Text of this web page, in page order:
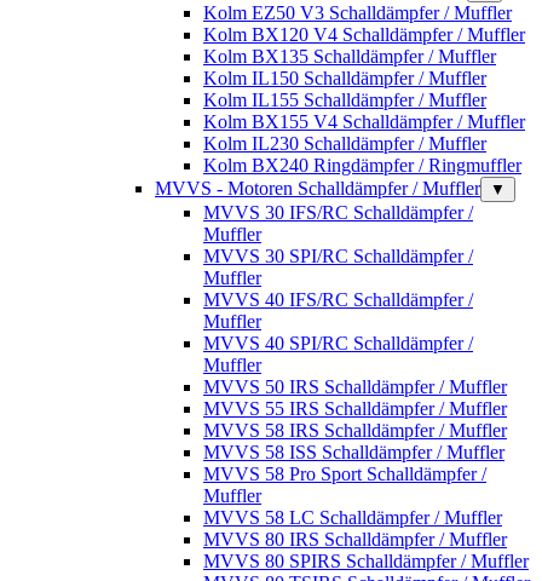
Kolm EZ50 V3 Schalldämpfer / Muffler
Kolm BX120 V4 Schalldämpfer / Muffler
Kolm BX135 Schalldämpfer / Muffler
Kolm IL150 Schalldämpfer / Muffler
Kolm IL155 Schalldämpfer / Muffler
Kolm BX155 V4 Schalldämpfer / Muffler
Kolm IL230 Schalldämpfer / Muffler
Kolm BX240 Ringdämpfer / Ringmuffler
MVVS - Motoren Schalldämpfer / Muffler
▼
MVVS 30 IFS/RC Schalldämpfer /
Muffler
MVVS 30 SPI/RC Schalldämpfer /
Muffler
MVVS 40 IFS/RC Schalldämpfer /
Muffler
MVVS 40 SPI/RC Schalldämpfer /
Muffler
MVVS 50 IRS Schalldämpfer / Muffler
MVVS 55 IRS Schalldämpfer / Muffler
MVVS 58 IRS Schalldämpfer / Muffler
MVVS 58 ISS Schalldämpfer / Muffler
MVVS 58 Pro Sport Schalldämpfer /
Muffler
MVVS 58 LC Schalldämpfer / Muffler
MVVS 80 IRS Schalldämpfer / Muffler
MVVS 80 SPIRS Schalldämpfer / Muffler